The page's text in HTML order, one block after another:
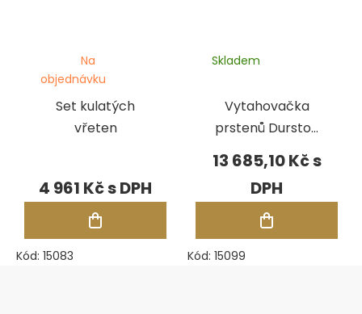
Set kulatých
vřeten
Na
objednávku
4 961 Kč
Kód: 15083
Vytahovačka
prstenů Durston
- kombinovaná
Skladem
13 685,10 Kč
Kód: 15099